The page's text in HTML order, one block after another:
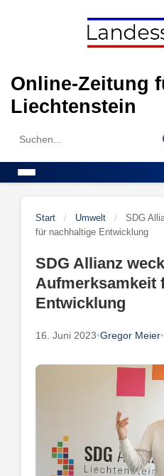
Online-Zeitung
Liechtenstein
Search
Start / Umwelt /
SDG
für nachhaltige Entwicklung
SDG Allianz
Aufmerksamkeit
Entwicklung
16. Juni 2023•Gregor Meier•